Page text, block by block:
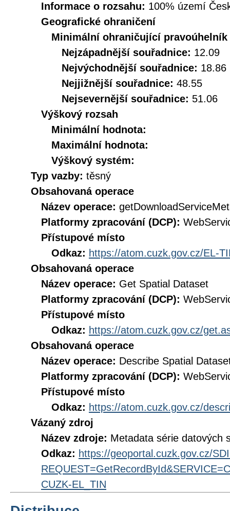
Informace o rozsahu: 100% území
Geografické ohraničení
Minimální ohraničující pravoúhelník
Nejzápadnější souřadnice: 12.09
Nejvýchodnější souřadnice: 18.86
Nejjižnější souřadnice: 48.55
Nejsevernější souřadnice: 51.06
Výškový rozsah
Minimální hodnota:
Maximální hodnota:
Výškový systém:
Typ vazby: těsný
Obsahovaná operace
Název operace:
Platformy zpracování (DCP):
Přístupové místo
Odkaz: https://atom.cuzk.gov.cz/EL-
Obsahovaná operace
Název operace: Get Spatial Dataset
Platformy zpracování (DCP):
Přístupové místo
Odkaz: https://atom.cuzk.gov.cz/
Obsahovaná operace
Název operace: Describe Spatial
Platformy zpracování (DCP):
Přístupové místo
Odkaz: https://atom.cuzk.gov.cz/
Vázaný zdroj
Název zdroje: Metadata série datových
Odkaz: https://geoportal.cuzk.gov.cz/
CUZK-EL_TIN